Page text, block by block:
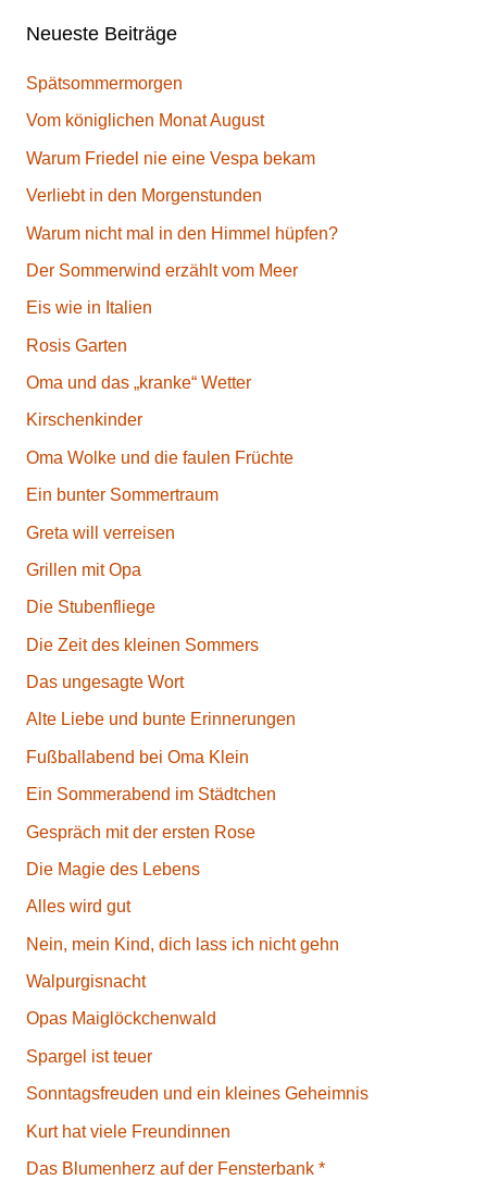
Neueste Beiträge
Spätsommermorgen
Vom königlichen Monat August
Warum Friedel nie eine Vespa bekam
Verliebt in den Morgenstunden
Warum nicht mal in den Himmel hüpfen?
Der Sommerwind erzählt vom Meer
Eis wie in Italien
Rosis Garten
Oma und das „kranke“ Wetter
Kirschenkinder
Oma Wolke und die faulen Früchte
Ein bunter Sommertraum
Greta will verreisen
Grillen mit Opa
Die Stubenfliege
Die Zeit des kleinen Sommers
Das ungesagte Wort
Alte Liebe und bunte Erinnerungen
Fußballabend bei Oma Klein
Ein Sommerabend im Städtchen
Gespräch mit der ersten Rose
Die Magie des Lebens
Alles wird gut
Nein, mein Kind, dich lass ich nicht gehn
Walpurgisnacht
Opas Maiglöckchenwald
Spargel ist teuer
Sonntagsfreuden und ein kleines Geheimnis
Kurt hat viele Freundinnen
Das Blumenherz auf der Fensterbank *